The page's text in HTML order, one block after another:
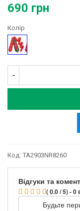
690 грн
Колір
Червоний
-
Код: TA2903NR8260
Відгуки та
( 0.0 / 5) - 0
Будьте